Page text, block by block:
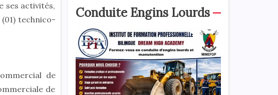
ses activités,
(01) technico-
de
de
Conduite Engins Lourds